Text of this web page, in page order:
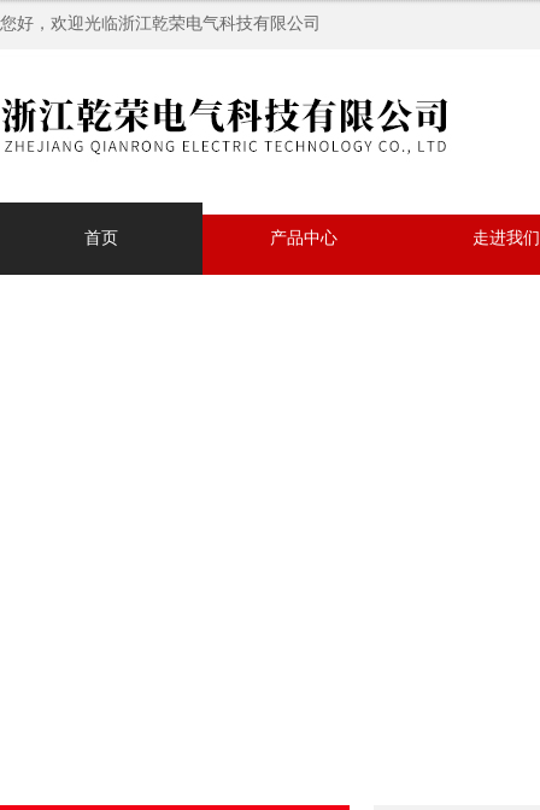
您好，欢迎光临浙江乾荣电气科技有限公司
首页 产品中心 走进我们